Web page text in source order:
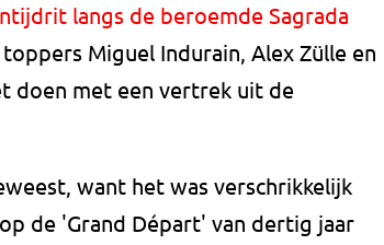
langs de beroemde Sagrada
Miguel Indurain, Alex Zülle en
doen met een vertrek uit de
want het was verschrikkelijk
de 'Grand Départ' van dertig jaar